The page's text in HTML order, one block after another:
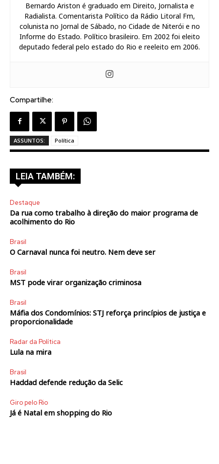
Bernardo Ariston é graduado em Direito, Jornalista e
Radialista. Comentarista Político da Rádio Litoral Fm,
colunista no Jornal de Sábado, no Cidade de Niterói e no
Informe do Estado. Político brasileiro. Em 2002 foi eleito
deputado federal pelo estado do Rio e reeleito em 2006.
Compartilhe:
ASSUNTOS: Política
LEIA TAMBÉM:
Destaque
Da rua como trabalho à direção do maior programa de
acolhimento do Rio
Brasil
O Carnaval nunca foi neutro. Nem deve ser
Brasil
MST pode virar organização criminosa
Brasil
Máfia dos Condomínios: STJ reforça princípios de justiça e
proporcionalidade
Radar da Política
Lula na mira
Brasil
Haddad defende redução da Selic
Giro pelo Rio
Já é Natal em shopping do Rio